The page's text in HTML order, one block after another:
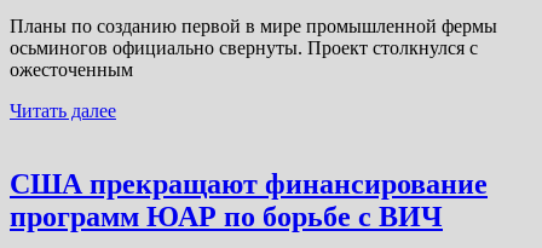
Планы по созданию первой в мире промышленной фермы
осьминогов официально свернуты. Проект столкнулся с
ожесточенным
Читать далее
США прекращают финансирование
программ ЮАР по борьбе с ВИЧ